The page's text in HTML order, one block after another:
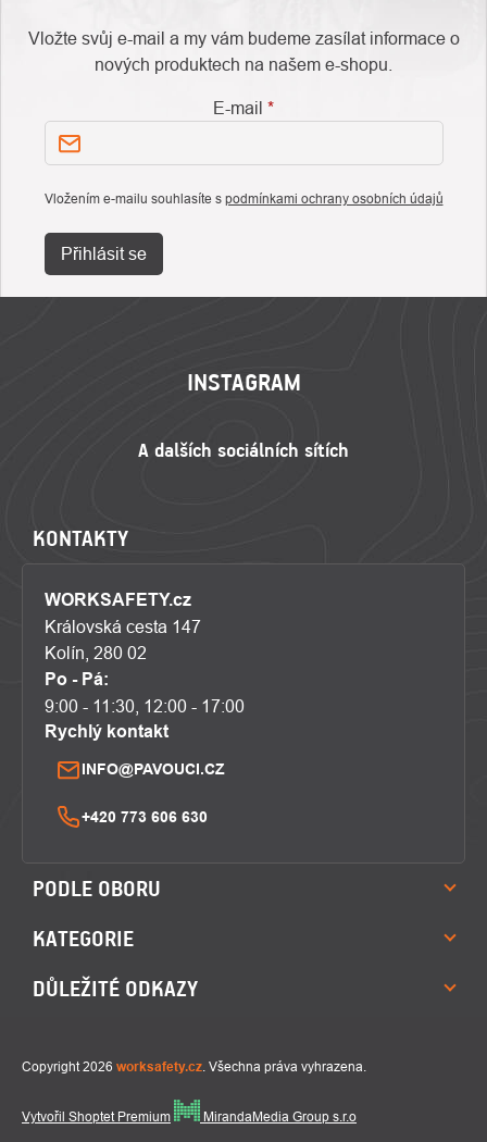
Vložte svůj e-mail a my vám budeme zasílat informace o
nových produktech na našem e-shopu.
E-mail
Vložením e-mailu souhlasíte s podmínkami ochrany osobních údajů
Přihlásit se
INSTAGRAM
KONTAKTY
WORKSAFETY.cz
Královská cesta 147
Kolín, 280 02
Po - Pá:
9:00 - 11:30, 12:00 - 17:00
Rychlý kontakt
INFO@PAVOUCI.CZ
+420 773 606 630
PODLE OBORU
KATEGORIE
DŮLEŽITÉ ODKAZY
Vytvořil Shoptet Premium MirandaMedia Group s.r.o
Copyright 2026 worksafety.cz. Všechna práva vyhrazena.